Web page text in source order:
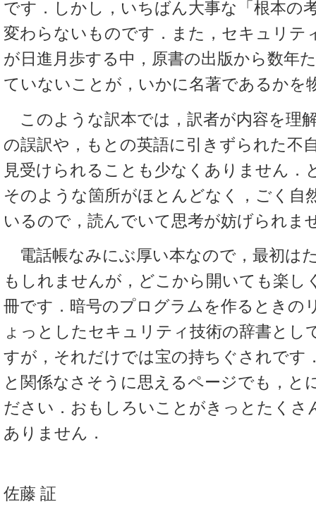
です．しかし，いちばん大事な「根本の
変わらないものです．また，セキュリテ
が日進月歩する中，原書の出版から数年
ていないことが，いかに名著であるかを
このような訳本では，訳者が内容を理
の誤訳や，もとの英語に引きずられた不
見受けられることも少なくありません．
そのような箇所がほとんどなく，ごく自
いるので，読んでいて思考が妨げられま
電話帳なみにぶ厚い本なので，最初は
もしれませんが，どこから開いても楽し
冊です．暗号のプログラムを作るときの
ょっとしたセキュリティ技術の辞書とし
すが，それだけでは宝の持ちぐされです
と関係なさそうに思えるページでも，と
ださい．おもしろいことがきっとたくさ
ありません．
佐藤 証